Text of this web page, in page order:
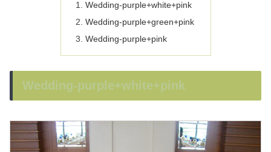
Wedding-purple+white+pink
Wedding-purple+green+pink
Wedding-purple+pink
Wedding-purple+white+pink